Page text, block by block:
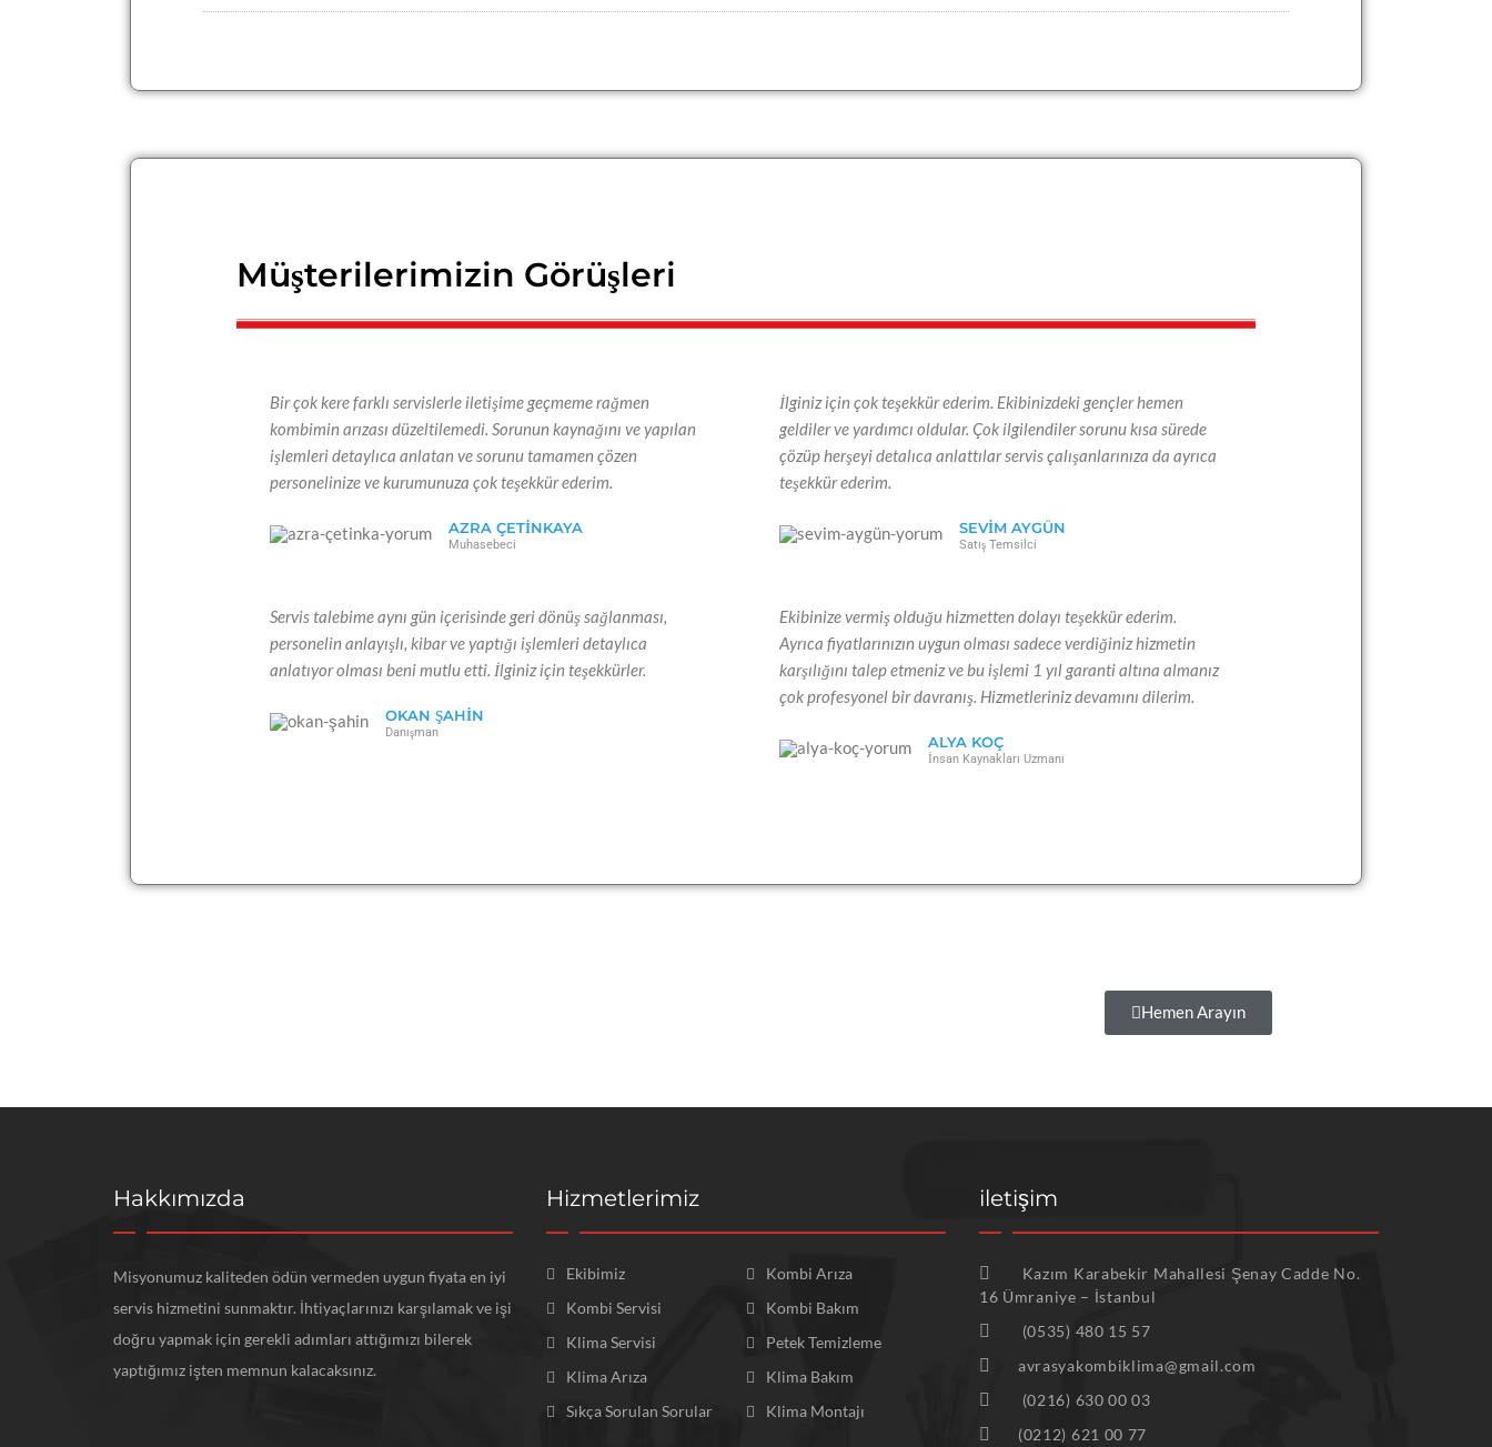
Müşterilerimizin Görüşleri
Bir çok kere farklı servislerle iletişime geçmeme rağmen
kombimin arızası düzeltilemedi. Sorunun kaynağını ve yapılan
işlemleri detaylıca anlatan ve sorunu tamamen çözen
personelinize ve kurumunuza çok teşekkür ederim.
AZRA ÇETINKAYA
Muhasebeci
İlginiz için çok teşekkür ederim. Ekibinizdeki gençler hemen
geldiler ve yardımcı oldular. Çok ilgilendiler sorunu kısa sürede
çözüp herşeyi detalıca anlattılar servis çalışanlarınıza da ayrıca
teşekkür ederim.
SEVIM AYGÜN
Satış Temsilci
Servis talebime aynı gün içerisinde geri dönüş sağlanması,
personelin anlayışlı, kibar ve yaptığı işlemleri detaylıca
anlatıyor olması beni mutlu etti. İlginiz için teşekkürler.
OKAN ŞAHIN
Danışman
Ekibinize vermiş olduğu hizmetten dolayı teşekkür ederim.
Ayrıca fiyatlarınızın uygun olması sadece verdiğiniz hizmetin
karşılığını talep etmeniz ve bu işlemi 1 yıl garanti altına almanız
çok profesyonel bir davranış. Hizmetleriniz devamını dilerim.
ALYA KOÇ
İnsan Kaynakları Uzmanı
Hemen Arayın
Hakkımızda
Misyonumuz kaliteden ödün vermeden uygun fiyata en iyi
servis hizmetini sunmaktır. İhtiyaçlarınızı karşılamak ve işi
doğru yapmak için gerekli adımları attığımızı bilerek
yaptığımız işten memnun kalacaksınız.
Hizmetlerimiz
Ekibimiz
Kombi Arıza
Kombi Servisi
Kombi Bakım
Klima Servisi
Petek Temizleme
Klima Arıza
Klima Bakım
Sıkça Sorulan Sorular
Klima Montajı
iletişim
Kazım Karabekir Mahallesi Şenay Cadde No.
16 Ümraniye – İstanbul
(0535) 480 15 57
avrasyakombiklima@gmail.com
(0216) 630 00 03
(0212) 621 00 77